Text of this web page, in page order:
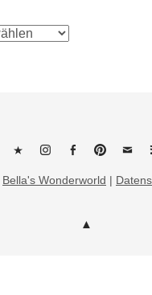
BlueskyInstagramFacebookPinterest
E-
Bella's Wonderworld |